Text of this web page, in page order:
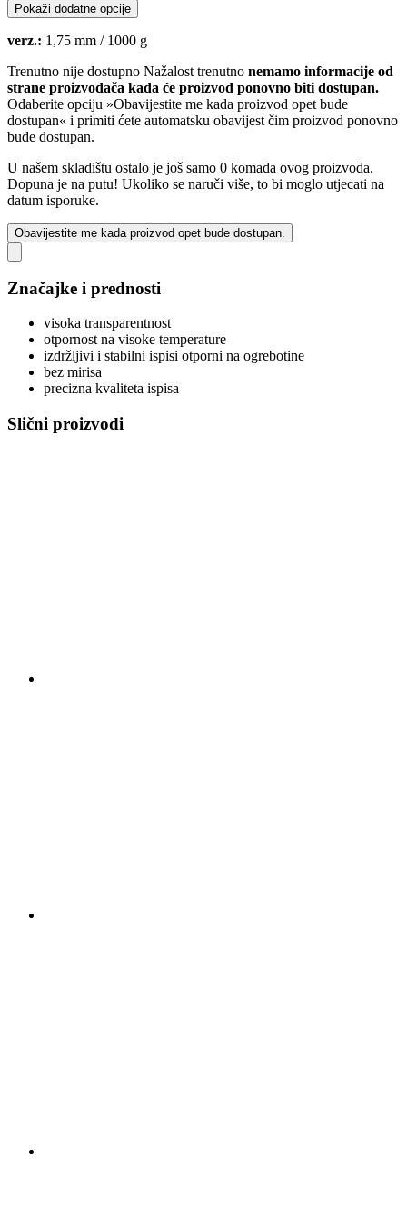
Pokaži dodatne opcije
verz.: 1,75 mm / 1000 g
Trenutno nije dostupno Nažalost trenutno nemamo informacije od
strane proizvođača kada će proizvod ponovno biti dostupan.
Odaberite opciju »Obavijestite me kada proizvod opet bude
dostupan« i primiti ćete automatsku obavijest čim proizvod ponovno
bude dostupan.
U našem skladištu ostalo je još samo 0 komada ovog proizvoda.
Dopuna je na putu! Ukoliko se naruči više, to bi moglo utjecati na
datum isporuke.
Obavijestite me kada proizvod opet bude dostupan.
Značajke i prednosti
visoka transparentnost
otpornost na visoke temperature
izdržljivi i stabilni ispisi otporni na ogrebotine
bez mirisa
precizna kvaliteta ispisa
Slični proizvodi